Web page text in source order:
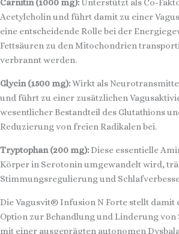
Carnitin (1000 mg): Unterstützt als Co-
Acetylcholin und führt damit zu einer
eine entscheidende Rolle bei der
Fettsäuren zu den Mitochondrien
verbrannt werden.
Glycin (1500 mg):Wirkt als
und führt zu einer zusätzlichen
wesentlicher Bestandteil des Glutathions
Reduzierung von freien Radikalen bei.
Tryptophan (200 mg): Diese essentielle
Körper in Serotonin umgewandelt wird,
Stimmungsregulierung und
Die Vagusvit® Infusion N Forte stellt damit
Option zur Behandlung und Linderung von
mit einer ausgeprägten autonomen